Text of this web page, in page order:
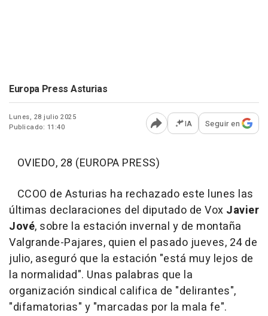
Europa Press Asturias
Lunes, 28 julio 2025
Publicado: 11:40
Abrir opciones para
IA Seguir en
OVIEDO, 28 (EUROPA PRESS)
CCOO de Asturias ha rechazado este lunes las
últimas declaraciones del diputado de Vox Javier
Jové, sobre la estación invernal y de montaña
Valgrande-Pajares, quien el pasado jueves, 24 de
julio, aseguró que la estación "está muy lejos de
la normalidad". Unas palabras que la
organización sindical califica de "delirantes",
"difamatorias" y "marcadas por la mala fe".